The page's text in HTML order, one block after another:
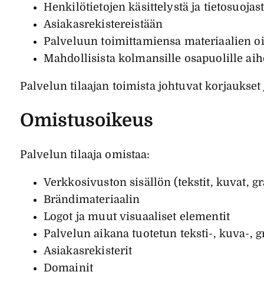
Henkilötietojen käsittelystä ja
Asiakasrekistereistään
Palveluun toimittamiensa materiaalien
Mahdollisista kolmansille osapuolille
Palvelun tilaajan toimista johtuvat
Omistusoikeus
Palvelun tilaaja omistaa:
Verkkosivuston sisällön (tekstit, kuvat,
Brändimateriaalin
Logot ja muut visuaaliset elementit
Palvelun aikana tuotetun teksti-, kuva-,
Asiakasrekisterit
Domainit